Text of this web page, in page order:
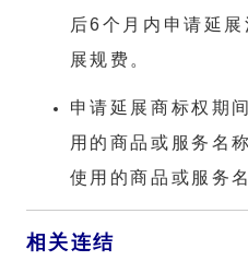
后6个月内申请延
展规费。
申请延展商标权期
用的商品或服务名
使用的商品或服务
相关连结